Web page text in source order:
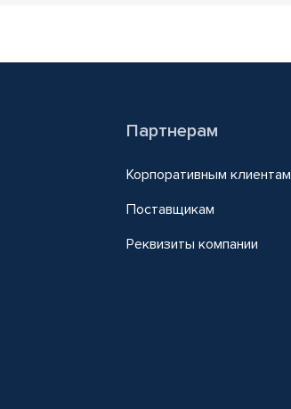
Партнерам
Корпоративным клиентам
Поставщикам
Реквизиты компании